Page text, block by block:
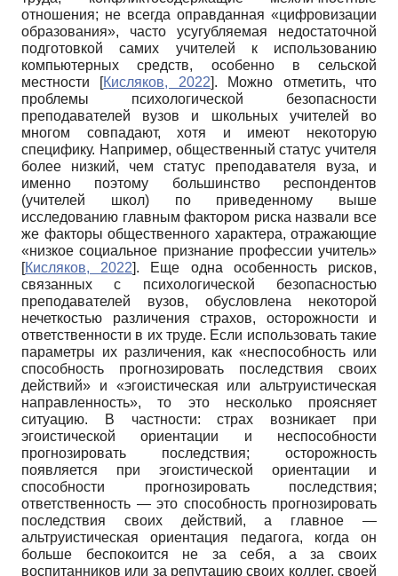
отношения; не всегда оправданная «цифровизации
образования», часто усугубляемая недостаточной
подготовкой самих учителей к использованию
компьютерных средств, особенно в сельской
местности [Кисляков, 2022]. Можно отметить, что
проблемы психологической безопасности
преподавателей вузов и школьных учителей во
многом совпадают, хотя и имеют некоторую
специфику. Например, общественный статус учителя
более низкий, чем статус преподавателя вуза, и
именно поэтому большинство респондентов
(учителей школ) по приведенному выше
исследованию главным фактором риска назвали все
же факторы общественного характера, отражающие
«низкое социальное признание профессии учитель»
[Кисляков, 2022]. Еще одна особенность рисков,
связанных с психологической безопасностью
преподавателей вузов, обусловлена некоторой
нечеткостью различения страхов, осторожности и
ответственности в их труде. Если использовать такие
параметры их различения, как «неспособность или
способность прогнозировать последствия своих
действий» и «эгоистическая или альтруистическая
направленность», то это несколько проясняет
ситуацию. В частности: страх возникает при
эгоистической ориентации и неспособности
прогнозировать последствия; осторожность
появляется при эгоистической ориентации и
способности прогнозировать последствия;
ответственность — это способность прогнозировать
последствия своих действий, а главное —
альтруистическая ориентация педагога, когда он
больше беспокоится не за себя, а за своих
воспитанников или за репутацию своих коллег, своей